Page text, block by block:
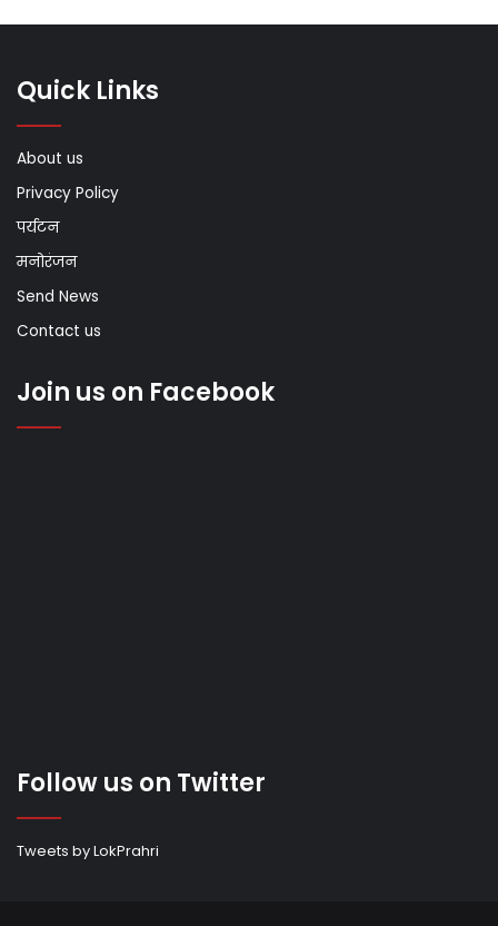
Quick Links
About us
Privacy Policy
पर्यटन
मनोरंजन
Send News
Contact us
Join us on Facebook
Follow us on Twitter
Tweets by LokPrahri